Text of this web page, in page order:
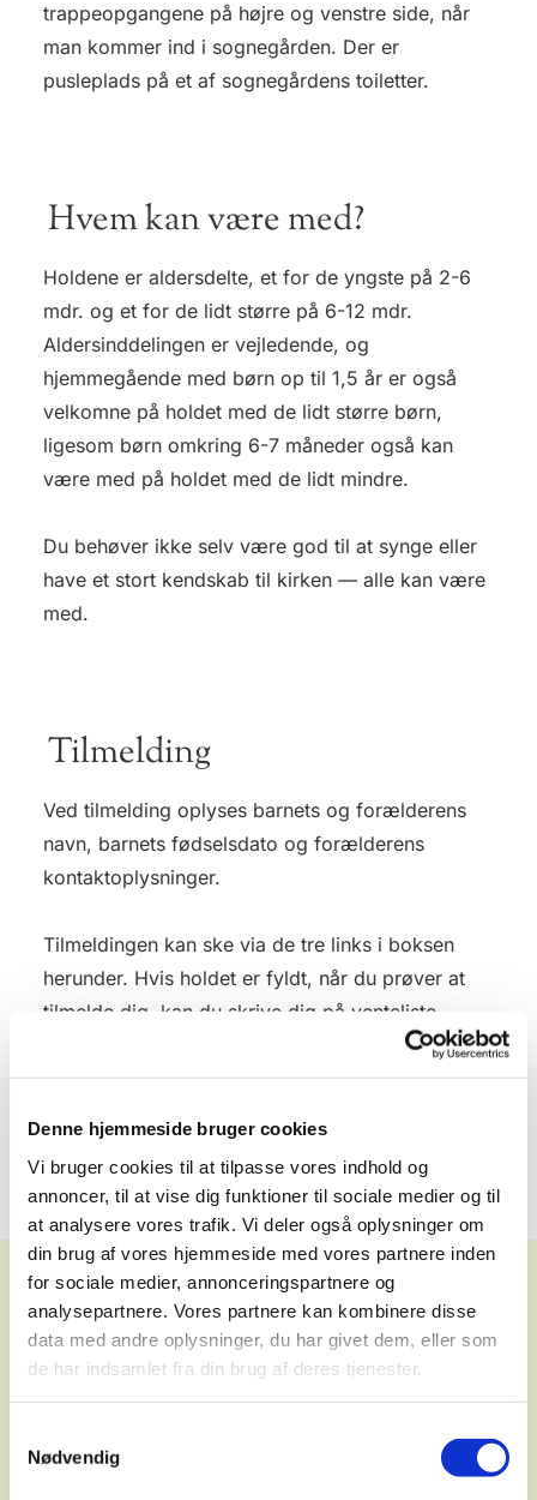
Denne hjemmeside bruger cookies
Vi bruger cookies til at tilpasse vores indhold og
annoncer, til at vise dig funktioner til sociale medier og til
at analysere vores trafik. Vi deler også oplysninger om
din brug af vores hjemmeside med vores partnere inden
for sociale medier, annonceringspartnere og
analysepartnere. Vores partnere kan kombinere disse
data med andre oplysninger, du har givet dem, eller som
de har indsamlet fra din brug af deres tjenester.
Nødvendig
trappeopgangene på højre og venstre side, når
man kommer ind i sognegården. Der er
pusleplads på et af sognegårdens toiletter.
Hvem kan være med?
Holdene er aldersdelte, et for de yngste på 2-6
mdr. og et for de lidt større på 6-12 mdr.
Aldersinddelingen er vejledende, og
hjemmegående med børn op til 1,5 år er også
velkomne på holdet med de lidt større børn,
ligesom børn omkring 6-7 måneder også kan
være med på holdet med de lidt mindre.
Du behøver ikke selv være god til at synge eller
have et stort kendskab til kirken –– alle kan være
med.
Tilmelding
Ved tilmelding oplyses barnets og forælderens
navn, barnets fødselsdato og forælderens
kontaktoplysninger.
Tilmeldingen kan ske via de tre links i boksen
herunder. Hvis holdet er fyldt, når du prøver at
tilmelde dig, kan du skrive dig på venteliste.
Ventelisterne findes også under de enkelte hold i
boksen.
Hvis man har spørgsmål til babysalmesang
man skrive en mail til Jonathan.
Kommende hold
Skærsommerholdet